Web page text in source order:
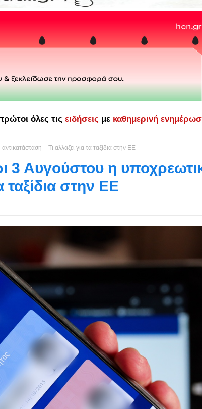
όλες τις ειδήσεις με καθημερινή
– Τι αλλάζει για τα ταξίδια στην ΕΕ
3 Αυγούστου η
ταξίδια στην ΕΕ